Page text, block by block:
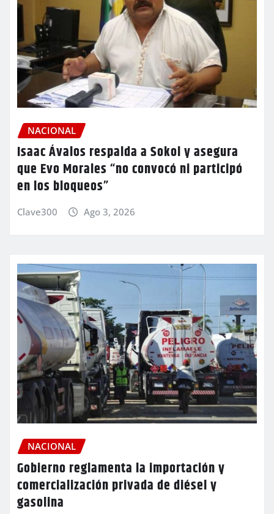
NACIONAL
Isaac Ávalos respalda a Sokol y asegura
que Evo Morales “no convocó ni participó
en los bloqueos”
Clave300 Ago 3, 2026
NACIONAL
Gobierno reglamenta la importación y
comercialización privada de diésel y
gasolina